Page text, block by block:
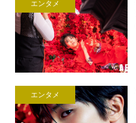
エンタメ
エンタメ